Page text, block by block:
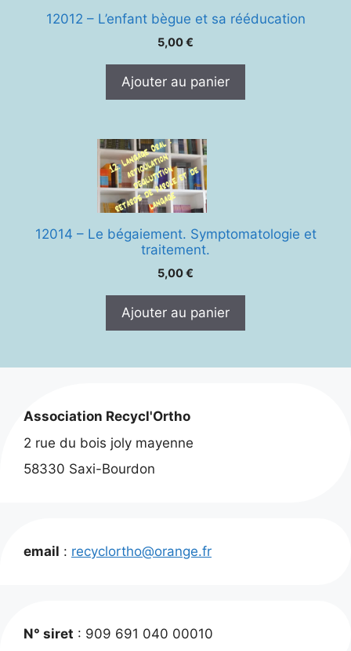
12012 – L’enfant bègue et sa rééducation
5,00€
Ajouter au panier
12014 – Le bégaiement. Symptomatologie et
traitement.
5,00€
Ajouter au panier
Association Recycl'Ortho
2 rue du bois joly mayenne
58330 Saxi-Bourdon
email : recyclortho@orange.fr
N° siret : 909 691 040 00010